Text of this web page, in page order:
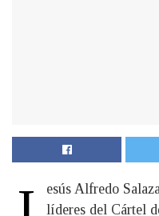
esús Alfredo
líderes del Cártel